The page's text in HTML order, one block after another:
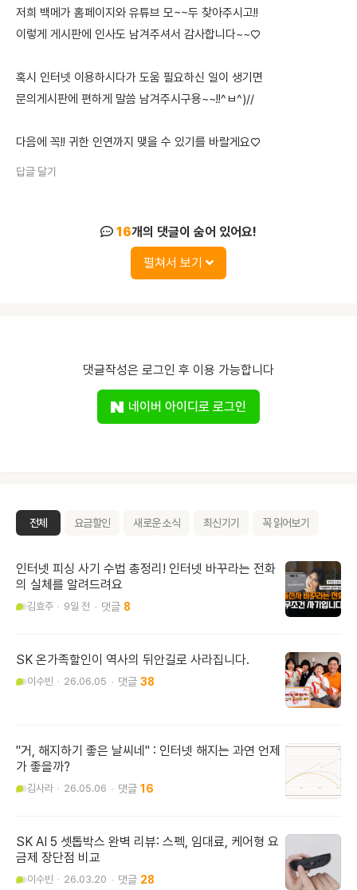
저희 백메가 홈페이지와 유튜브 모~~두 찾아주시고!!
이렇게 게시판에 인사도 남겨주셔서 감사합니다~~♡
혹시 인터넷 이용하시다가 도움 필요하신 일이 생기면
문의게시판에 편하게 말씀 남겨주시구용~~!!^ㅂ^)//
다음에 꼭!! 귀한 인연까지 맺을 수 있기를 바랄게요♡
답글 달기
16개의 댓글이 숨어 있어요!
펼쳐서 보기
댓글작성은 로그인 후 이용 가능합니다
네이버 아이디로 로그인
전체 요금할인 새로운 소식 최신기기 꼭 읽어보기
인터넷 피싱 사기 수법 총정리! 인터넷 바꾸라는 전화
의 실체를 알려드려요
김효주 9일 전 8
SK 온가족할인이 역사의 뒤안길로 사라집니다.
이수빈 26.06.05 38
"거, 해지하기 좋은 날씨네" : 인터넷 해지는 과연 언제
가 좋을까?
김사라 26.05.06 16
SK AI 5 셋톱박스 완벽 리뷰: 스펙, 임대료, 케어형 요
금제 장단점 비교
이수빈 26.03.20 28